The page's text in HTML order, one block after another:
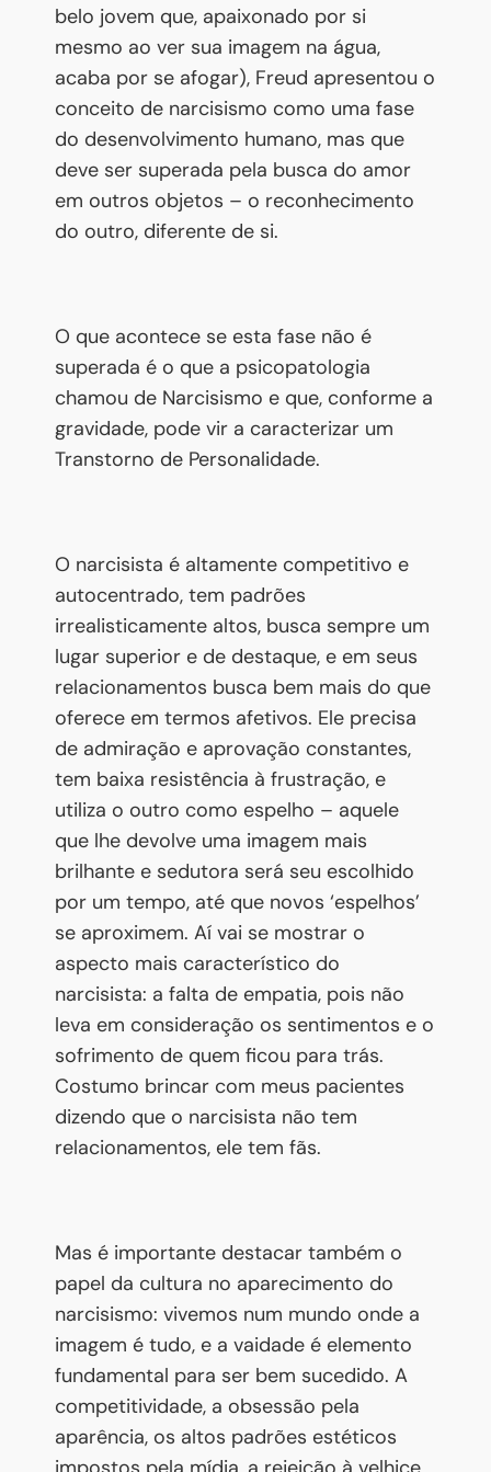
belo jovem que, apaixonado por si
mesmo ao ver sua imagem na água,
acaba por se afogar), Freud apresentou o
conceito de narcisismo como uma fase
do desenvolvimento humano, mas que
deve ser superada pela busca do amor
em outros objetos – o reconhecimento
do outro, diferente de si.
O que acontece se esta fase não é
superada é o que a psicopatologia
chamou de Narcisismo e que, conforme a
gravidade, pode vir a caracterizar um
Transtorno de Personalidade.
O narcisista é altamente competitivo e
autocentrado, tem padrões
irrealisticamente altos, busca sempre um
lugar superior e de destaque, e em seus
relacionamentos busca bem mais do que
oferece em termos afetivos. Ele precisa
de admiração e aprovação constantes,
tem baixa resistência à frustração, e
utiliza o outro como espelho – aquele
que lhe devolve uma imagem mais
brilhante e sedutora será seu escolhido
por um tempo, até que novos ‘espelhos’
se aproximem. Aí vai se mostrar o
aspecto mais característico do
narcisista: a falta de empatia, pois não
leva em consideração os sentimentos e o
sofrimento de quem ficou para trás.
Costumo brincar com meus pacientes
dizendo que o narcisista não tem
relacionamentos, ele tem fãs.
Mas é importante destacar também o
papel da cultura no aparecimento do
narcisismo: vivemos num mundo onde a
imagem é tudo, e a vaidade é elemento
fundamental para ser bem sucedido. A
competitividade, a obsessão pela
aparência, os altos padrões estéticos